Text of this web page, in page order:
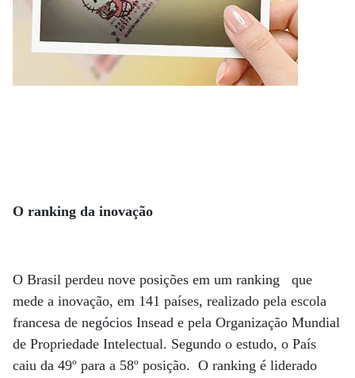
O ranking da inovação
O Brasil perdeu nove posições em um ranking que
mede a inovação, em 141 países, realizado pela escola
francesa de negócios Insead e pela Organização Mundial
de Propriedade Intelectual. Segundo o estudo, o País
caiu da 49º para a 58º posição. O ranking é liderado